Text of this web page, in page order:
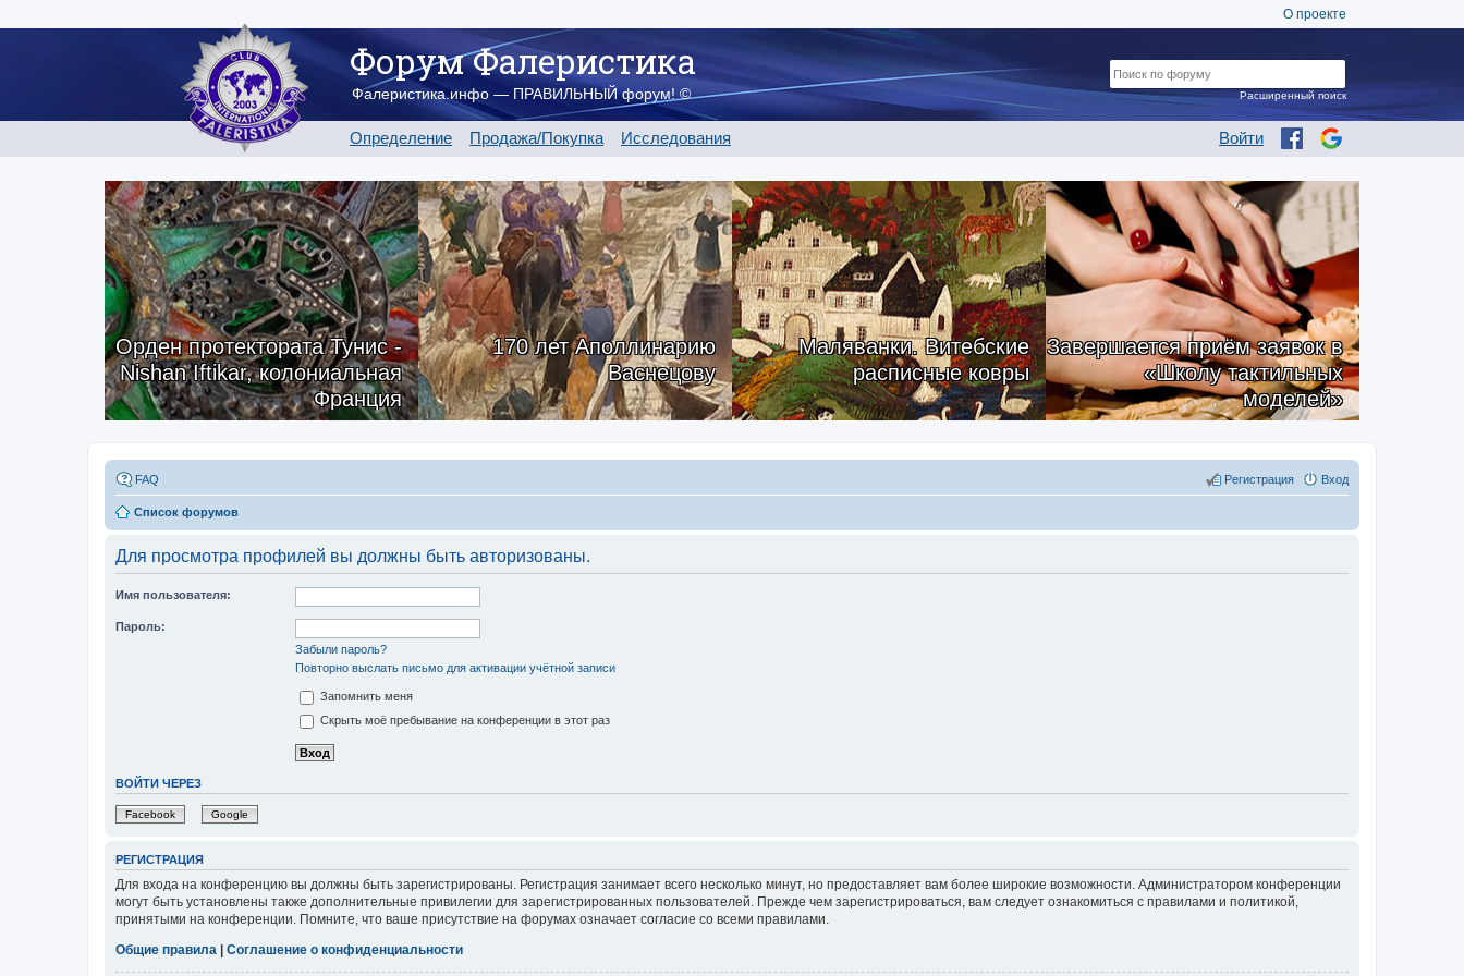
О проекте
Форум Фалеристика
Фалеристика.инфо — ПРАВИЛЬНЫЙ форум! ©
Определение Продажа/Покупка Исследования Войти
Расширенный поиск
Орден протектората Тунис -
Nishan Iftikar, колониальная
Франция
170 лет Аполлинарию
Васнецову
Маляванки. Витебские
расписные ковры
Завершается приём заявок в
«Школу тактильных
моделей»
FAQ Вход
Регистрация
Список форумов
Для просмотра профилей вы должны быть авторизованы.
Имя пользователя:
Пароль:
Забыли пароль?
Повторно выслать письмо для активации учётной записи
Запомнить меня
Скрыть моё пребывание на конференции в этот раз
ВОЙТИ ЧЕРЕЗ
Facebook Google
РЕГИСТРАЦИЯ
Для входа на конференцию вы должны быть зарегистрированы. Регистрация занимает всего несколько минут, но предоставляет вам более широкие возможности. Администратором конференции
могут быть установлены также дополнительные привилегии для зарегистрированных пользователей. Прежде чем зарегистрироваться, вам следует ознакомиться с правилами и политикой,
принятыми на конференции. Помните, что ваше присутствие на форумах означает согласие со всеми правилами.
Общие правила
Соглашение о конфиденциальности